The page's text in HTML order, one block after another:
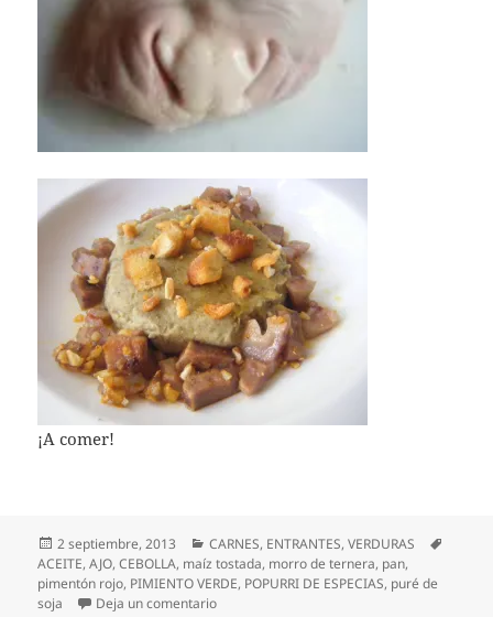
¡A comer!
Publicado
el
2 septiembre, 2013 Categorías
CARNES, ENTRANTES,VERDURAS
ACEITE,AJO,CEBOLLA, maíz tostada, morro de ternera, pan,
pimentón rojo, PIMIENTO VERDE, POPURRI DE ESPECIAS, puré de
soja
Deja un comentarioen Puré de soja con morros y picatostes